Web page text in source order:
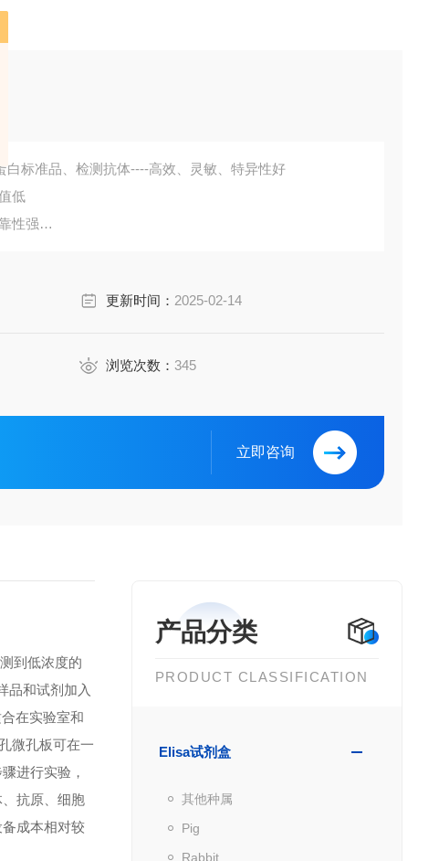
白标准品、检测抗体----高效、灵敏、特异性好
低
性强
素、动脉粥样硬化因子、趋化因子、生长因子、基质金属
代测。
更新时间： 2025-02-14
浏览次数： 345
立即咨询
产品分类
PRODUCT CLASSIFICATION
Elisa试剂盒
其他种属
Pig
Rabbit
到低浓度的
品和试剂加入
在实验室和
微孔板可在一
进行实验，
抗原、细胞
成本相对较